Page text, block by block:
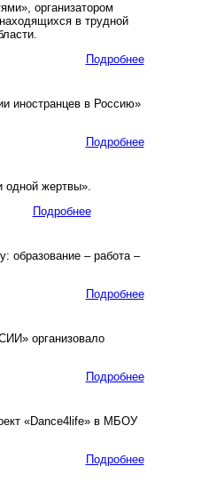
организатором
в трудной
Подробнее
иностранцев в Россию»
Подробнее
одной жертвы».
Подробнее
образование – работа –
Подробнее
организовало
Подробнее
«Dance4life» в МБОУ
Подробнее